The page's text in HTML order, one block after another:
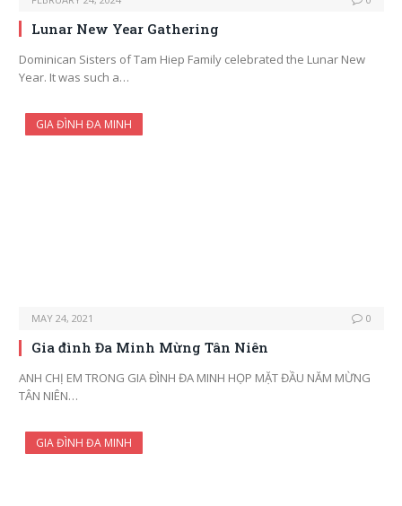
Lunar New Year Gathering
Dominican Sisters of Tam Hiep Family celebrated the Lunar New
Year. It was such a…
GIA ĐÌNH ĐA MINH
MAY 24, 2021 0
Gia đình Đa Minh Mừng Tân Niên
ANH CHỊ EM TRONG GIA ĐÌNH ĐA MINH HỌP MẶT ĐẦU NĂM MỪNG
TÂN NIÊN…
GIA ĐÌNH ĐA MINH